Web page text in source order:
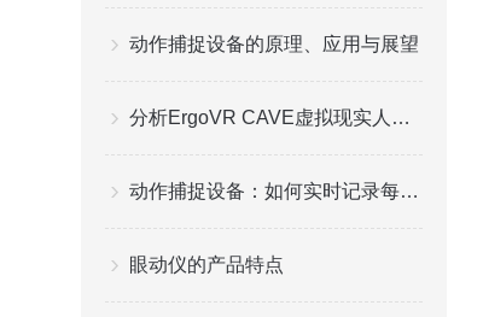
动作捕捉设备的原理、应用与展望
分析ErgoVR CAVE虚拟现实人机交互测评实验室的组成
动作捕捉设备：如何实时记录每一个细微动作
眼动仪的产品特点